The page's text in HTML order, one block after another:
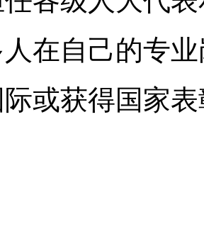
在自己的专
或获得国家